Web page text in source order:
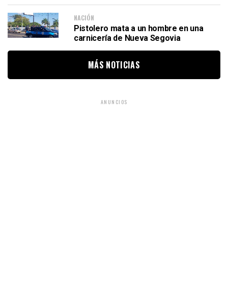
NACIÓN
Pistolero mata a un hombre en una
carnicería de Nueva Segovia
MÁS NOTICIAS
ANUNCIOS